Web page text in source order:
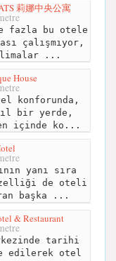
莉娜中央公寓
fazla bu otele
çalışmıyor,
...
House
konforunda,
bir yerde,
içinde ko...
yanı sıra
de oteli
başka ...
& Restaurant
tarihi
edilerek otel